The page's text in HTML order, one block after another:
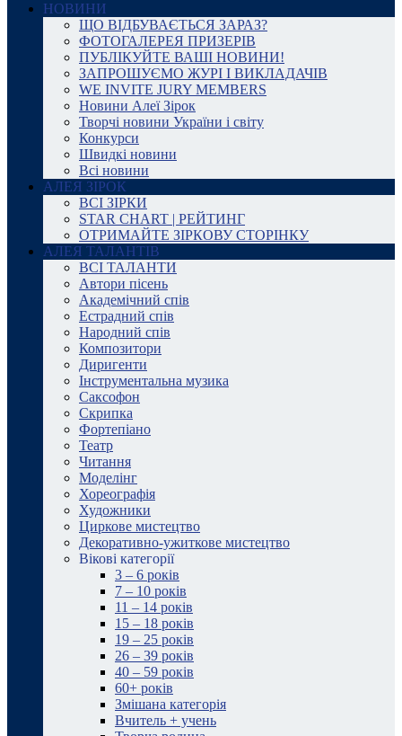
НОВИНИ
ЩО ВІДБУВАЄТЬСЯ ЗАРАЗ?
ФОТОГАЛЕРЕЯ ПРИЗЕРІВ
ПУБЛІКУЙТЕ ВАШІ НОВИНИ!
ЗАПРОШУЄМО ЖУРІ І ВИКЛАДАЧІВ
WE INVITE JURY MEMBERS
Новини Алеї Зірок
Творчі новини України і світу
Конкурси
Швидкі новини
Всі новини
АЛЕЯ ЗІРОК
ВСІ ЗІРКИ
STAR CHART | РЕЙТИНГ
ОТРИМАЙТЕ ЗІРКОВУ СТОРІНКУ
АЛЕЯ ТАЛАНТІВ
ВСІ ТАЛАНТИ
Автори пісень
Академічний спів
Естрадний спів
Народний спів
Композитори
Диригенти
Інструментальна музика
Саксофон
Скрипка
Фортепіано
Театр
Читання
Моделінг
Хореографія
Художники
Циркове мистецтво
Декоративно-ужиткове мистецтво
Вікові категорії
3 – 6 років
7 – 10 років
11 – 14 років
15 – 18 років
19 – 25 років
26 – 39 років
40 – 59 років
60+ років
Змішана категорія
Вчитель + учень